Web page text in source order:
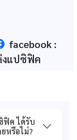
และการโรงแรม
ารการรับรอง
น
facebook :
งแปซิฟิค
ฟิค ได้รับ
หรือไม่?